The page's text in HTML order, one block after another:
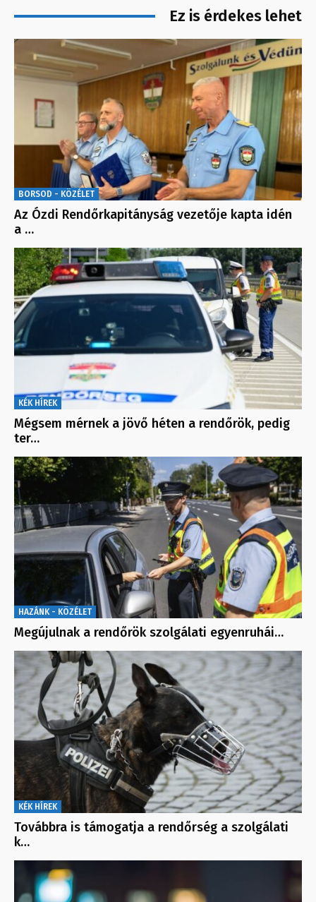
Ez is érdekes lehet
BORSOD - KÖZÉLET
Az Ózdi Rendőrkapitányság vezetője kapta idén
a …
KÉK HÍREK
Mégsem mérnek a jövő héten a rendőrök, pedig
ter…
HAZÁNK - KÖZÉLET
Megújulnak a rendőrök szolgálati egyenruhái…
KÉK HÍREK
Továbbra is támogatja a rendőrség a szolgálati
k…